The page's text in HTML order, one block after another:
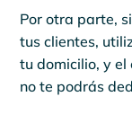
Por otra parte,
tus clientes,
tu domicilio, y
no te podrás